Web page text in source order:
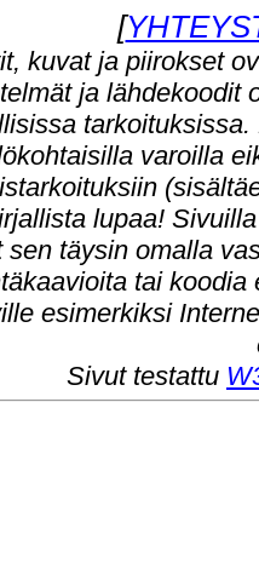
[
kuvat ja piirokset
ja lähdekoodit
varoilla
lupaa!
sen täysin omalla
tai
esimerkiksi
Sivut testattu